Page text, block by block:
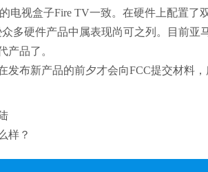
电视盒子Fire TV一致。在硬件上配置了
多硬件产品中属表现尚可之列。目前亚
产品了。
布新产品的前夕才会向FCC提交材料，
样？